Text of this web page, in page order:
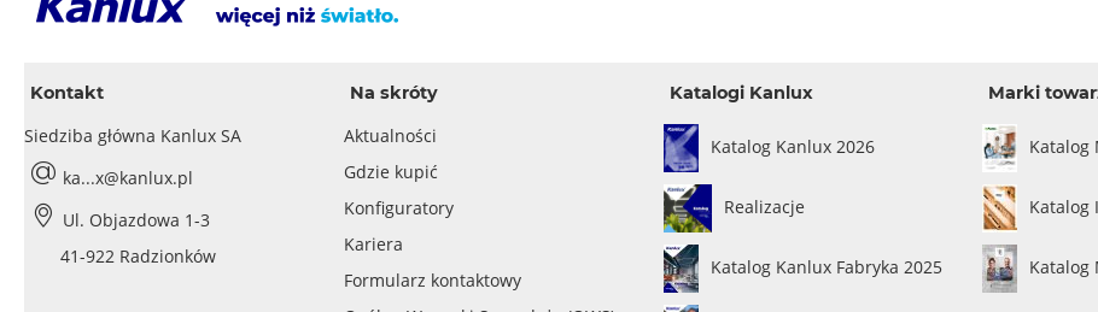
Kontakt
Siedziba główna Kanlux SA
ka...x@kanlux.pl
Ul. Objazdowa 1-3
41-922 Radzionków
Na skróty
Aktualności
Gdzie kupić
Konfiguratory
Kariera
Formularz kontaktowy
Katalogi Kanlux
Katalog Kanlux 2026
Realizacje
Katalog Kanlux Fabryka 2025
Marki
Katalog
Katalog
Katalog